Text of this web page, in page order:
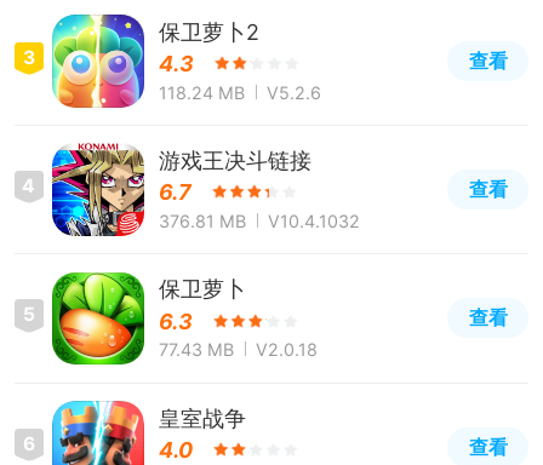
3
保卫萝卜2
4.3
118.24 MB V5.2.6
查看
4
游戏王决斗链接
6.7
376.81 MB V10.4.1032
查看
5
保卫萝卜
6.3
77.43 MB V2.0.18
查看
6
皇室战争
4.0
查看